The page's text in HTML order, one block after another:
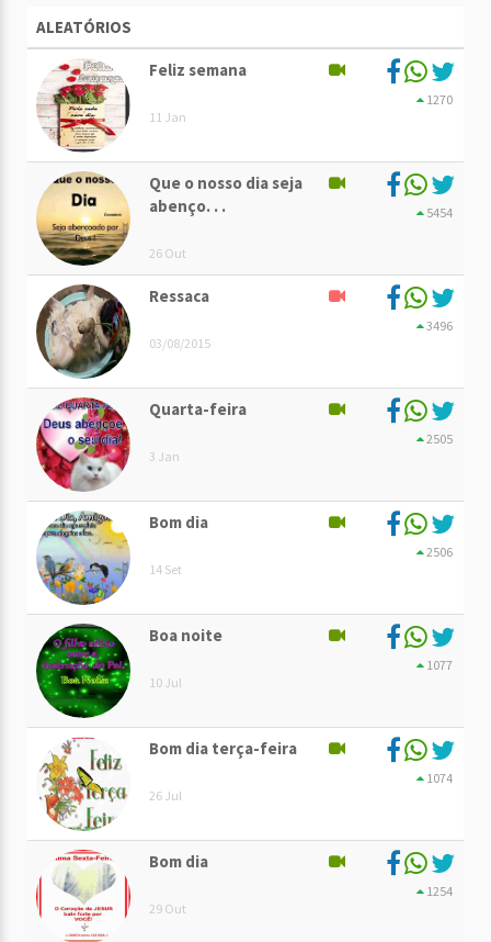
ALEATÓRIOS
Feliz semana
11 Jan
1270
Que o nosso dia seja
abenço. . .
26 Out
5454
Ressaca
03/08/2015
3496
Quarta-feira
3 Jan
2505
Bom dia
14 Set
2506
Boa noite
10 Jul
1077
Bom dia terça-feira
26 Jul
1074
Bom dia
29 Out
1254